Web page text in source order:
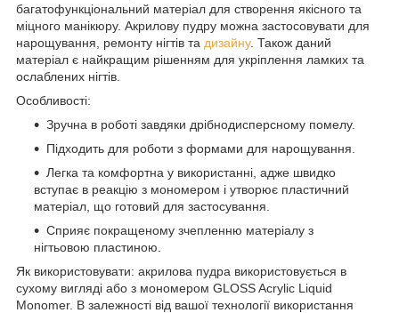
багатофункціональний матеріал для створення якісного та
міцного манікюру. Акрилову пудру можна застосовувати для
нарощування, ремонту нігтів та дизайну. Також даний
матеріал є найкращим рішенням для укріплення ламких та
ослаблених нігтів.
Особливості:
Зручна в роботі завдяки дрібнодисперсному помелу.
Підходить для роботи з формами для нарощування.
Легка та комфортна у використанні, адже швидко
вступає в реакцію з мономером і утворює пластичний
матеріал, що готовий для застосування.
Сприяє покращеному зчепленню матеріалу з
нігтьовою пластиною.
Як використовувати: акрилова пудра використовується в
сухому вигляді або з мономером GLOSS Acrylic Liquid
Monomer. В залежності від вашої технології використання